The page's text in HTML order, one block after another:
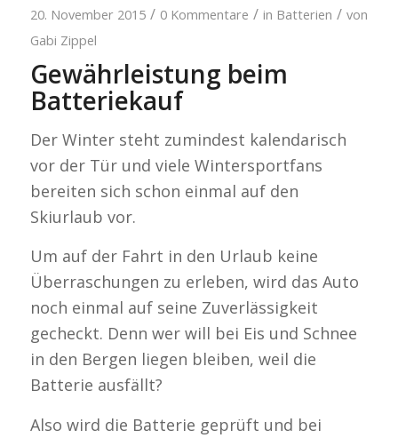
20. November 2015 / 0 Kommentare / in Batterien / von
Gabi Zippel
Gewährleistung beim
Batteriekauf
Der Winter steht zumindest kalendarisch
vor der Tür und viele Wintersportfans
bereiten sich schon einmal auf den
Skiurlaub vor.
Um auf der Fahrt in den Urlaub keine
Überraschungen zu erleben, wird das Auto
noch einmal auf seine Zuverlässigkeit
gecheckt. Denn wer will bei Eis und Schnee
in den Bergen liegen bleiben, weil die
Batterie ausfällt?
Also wird die Batterie geprüft und bei